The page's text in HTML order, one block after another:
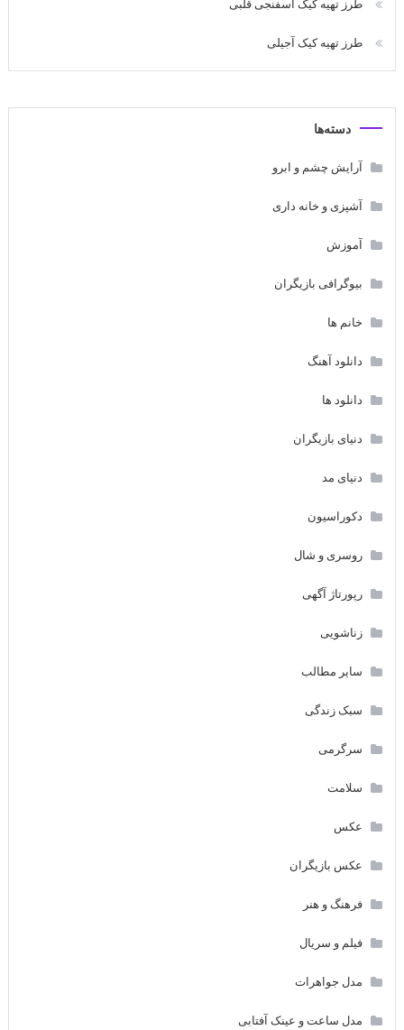
طرز تهیه کیک اسفنجی قلبی
طرز تهیه کیک آجیلی
دسته‌ها
آرایش چشم و ابرو
آشپزی و خانه داری
آموزش
بیوگرافی بازیگران
خانم ها
دانلود آهنگ
دانلود ها
دنیای بازیگران
دنیای مد
دکوراسیون
روسری و شال
رپورتاژ آگهی
زناشویی
سایر مطالب
سبک زندگی
سرگرمی
سلامت
عکس
عکس بازیگران
فرهنگ و هنر
فیلم و سریال
مدل جواهرات
مدل ساعت و عینک آفتابی